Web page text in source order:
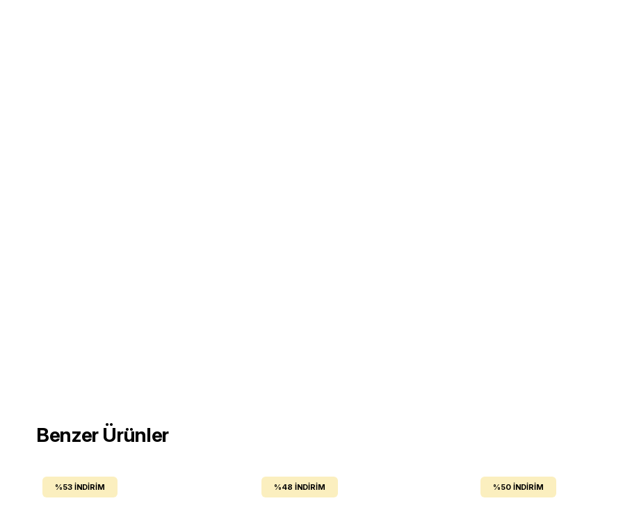
Benzer Ürünler
%53 İNDIRIM %48 İNDIRIM %50 İNDIRIM